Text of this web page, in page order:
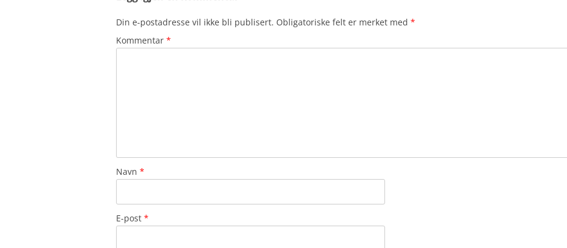
Din e-postadresse vil ikke bli publisert. Obligatoriske felt er merket med *
Kommentar *
Navn *
E-post *